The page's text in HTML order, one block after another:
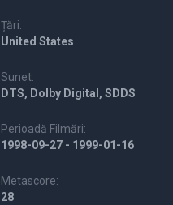
Țări:
United States
Sunet:
DTS, Dolby Digital, SDDS
Perioadă Filmări:
1998-09-27 - 1999-01-16
Metascore:
28